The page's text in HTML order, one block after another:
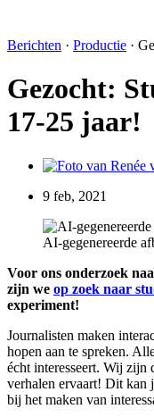
Berichten · Productie ·
Gezocht:
17-25 jaar!
9 feb, 2021
AI-gegenereerde
Voor ons onderzoek
zijn we op zoek naar
experiment!
Journalisten maken
hopen aan te spreken.
écht interesseert. Wij zijn
verhalen ervaart! Dit kan
bij het maken van